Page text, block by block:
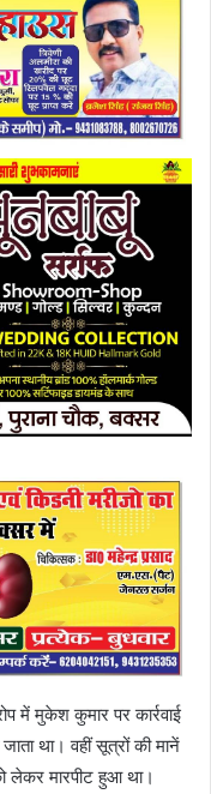
में मुकेश कुमार पर कार्रवाई
था। वहीं सूत्रों की मानें
लेकर मारपीट हुआ था।